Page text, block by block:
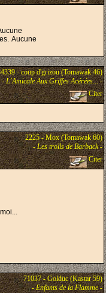
Aucune
- coup d'grizou (Tomawak 46)
-L'Amicale Aux Griffes Acérées...-
Citer
2225 - Mox (Tomawak 60)
-Les trolls de Barback-
Citer
71037 - Golduc (Kastar 59)
-Enfants de la Flamme-